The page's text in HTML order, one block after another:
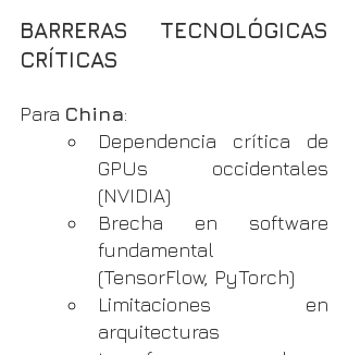
BARRERAS TECNOLÓGICAS
CRÍTICAS
Para China:
Dependencia crítica de
GPUs occidentales
(NVIDIA)
Brecha en software
fundamental
(TensorFlow, PyTorch)
Limitaciones en
arquitecturas